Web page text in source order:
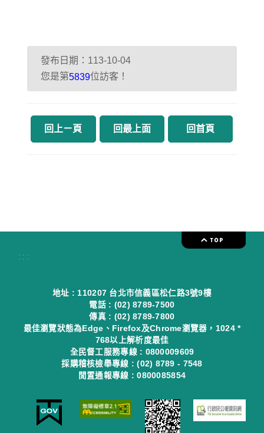
發布日期：113-10-04
您是第5839位訪客！
回上ㄧ頁 回最上面 回首頁
:::
地址 : 110207 台北市信義區松仁路3號9樓
電話 : (02) 8789-7500
傳真 : (02) 8789-7800
最佳瀏覽狀態為Edge、Firefox及Chrome瀏覽器，1024 *
768以上解析度最佳
全民督工服務專線 : 0800009609
採購稽核檢舉專線 : (02) 8789 - 7548
閒置通報專線 : 0800085854